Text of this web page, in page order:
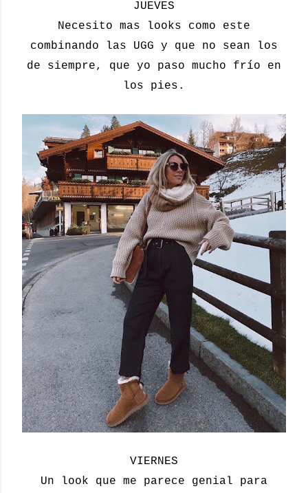
JUEVES
Necesito mas looks como este
combinando las UGG y que no sean los
de siempre, que yo paso mucho frío en
los pies.
VIERNES
Un look que me parece genial para